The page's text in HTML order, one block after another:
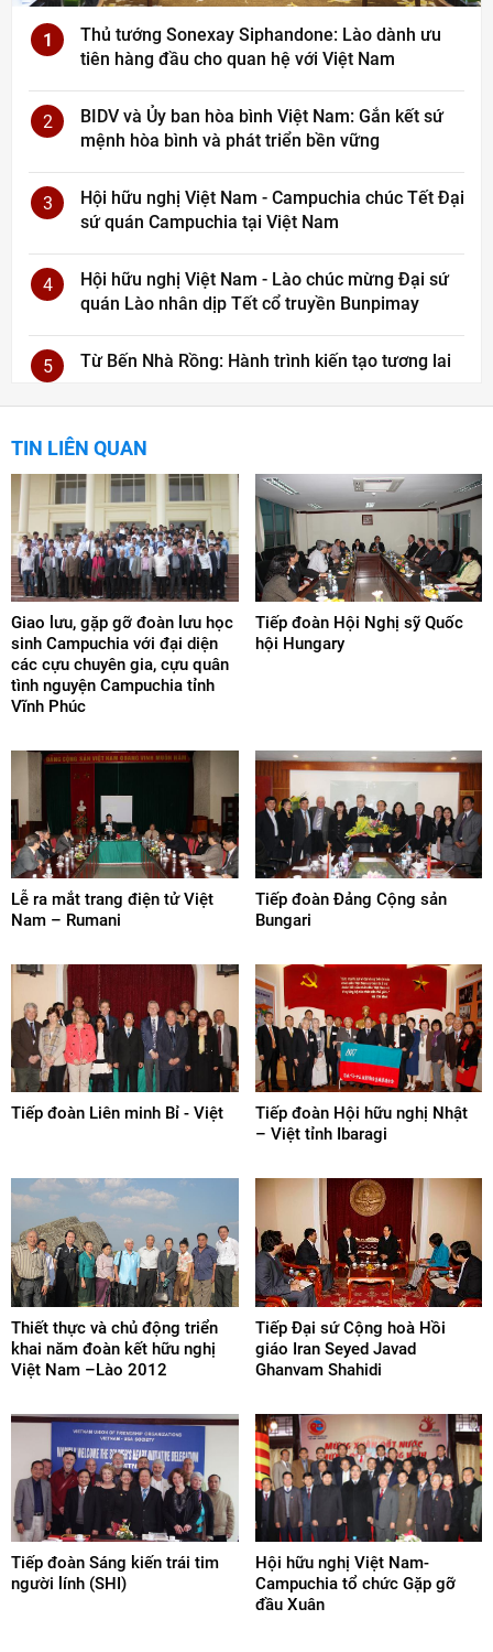
1
Thủ tướng Sonexay Siphandone: Lào dành ưu
tiên hàng đầu cho quan hệ với Việt Nam
2
BIDV và Ủy ban hòa bình Việt Nam: Gắn kết sứ
mệnh hòa bình và phát triển bền vững
3
Hội hữu nghị Việt Nam - Campuchia chúc Tết Đại
sứ quán Campuchia tại Việt Nam
4
Hội hữu nghị Việt Nam - Lào chúc mừng Đại sứ
quán Lào nhân dịp Tết cổ truyền Bunpimay
5 Từ Bến Nhà Rồng: Hành trình kiến tạo tương lai
TIN LIÊN QUAN
Giao lưu, gặp gỡ đoàn lưu học
sinh Campuchia với đại diện
các cựu chuyên gia, cựu quân
tình nguyện Campuchia tỉnh
Vĩnh Phúc
Tiếp đoàn Hội Nghị sỹ Quốc
hội Hungary
Lễ ra mắt trang điện tử Việt
Nam – Rumani
Tiếp đoàn Đảng Cộng sản
Bungari
Tiếp đoàn Liên minh Bỉ - Việt
Tiếp đoàn Hội hữu nghị Nhật
– Việt tỉnh Ibaragi
Thiết thực và chủ động triển
khai năm đoàn kết hữu nghị
Việt Nam –Lào 2012
Tiếp Đại sứ Cộng hoà Hồi
giáo Iran Seyed Javad
Ghanvam Shahidi
Tiếp đoàn Sáng kiến trái tim
người lính (SHI)
Hội hữu nghị Việt Nam-
Campuchia tổ chức Gặp gỡ
đầu Xuân